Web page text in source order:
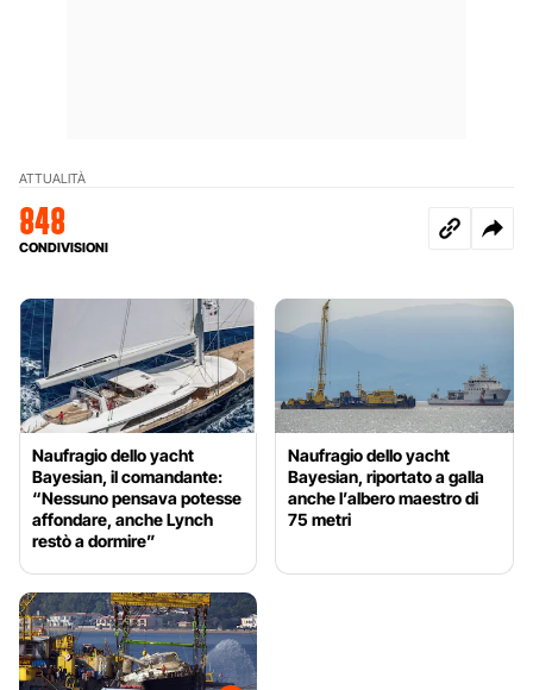
ATTUALITÀ
848
CONDIVISIONI
Naufragio dello yacht
Bayesian, il comandante:
“Nessuno pensava potesse
affondare, anche Lynch
restò a dormire”
Naufragio dello yacht
Bayesian, riportato a galla
anche l’albero maestro di
75 metri